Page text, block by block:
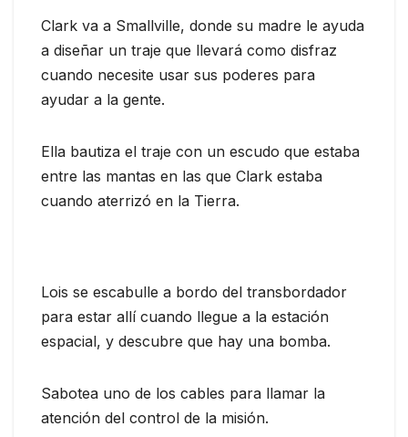
Clark va a Smallville, donde su madre le ayuda
a diseñar un traje que llevará como disfraz
cuando necesite usar sus poderes para
ayudar a la gente.
Ella bautiza el traje con un escudo que estaba
entre las mantas en las que Clark estaba
cuando aterrizó en la Tierra.
Lois se escabulle a bordo del transbordador
para estar allí cuando llegue a la estación
espacial, y descubre que hay una bomba.
Sabotea uno de los cables para llamar la
atención del control de la misión.